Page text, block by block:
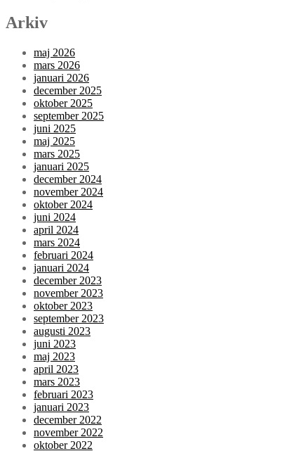
Arkiv
maj 2026
mars 2026
januari 2026
december 2025
oktober 2025
september 2025
juni 2025
maj 2025
mars 2025
januari 2025
december 2024
november 2024
oktober 2024
juni 2024
april 2024
mars 2024
februari 2024
januari 2024
december 2023
november 2023
oktober 2023
september 2023
augusti 2023
juni 2023
maj 2023
april 2023
mars 2023
februari 2023
januari 2023
december 2022
november 2022
oktober 2022